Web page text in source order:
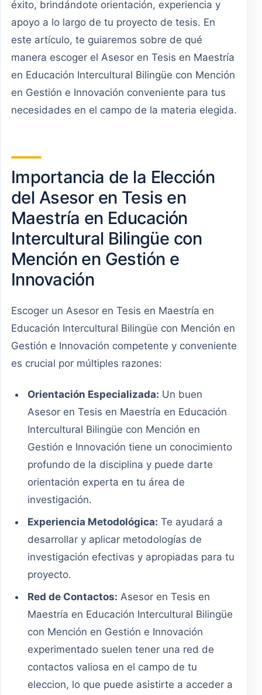
éxito, brindándote orientación, experiencia y
apoyo a lo largo de tu proyecto de tesis. En
este artículo, te guiaremos sobre de qué
manera escoger el Asesor en Tesis en Maestría
en Educación Intercultural Bilingüe con Mención
en Gestión e Innovación conveniente para tus
necesidades en el campo de la materia elegida.
Importancia de la Elección
del Asesor en Tesis en
Maestría en Educación
Intercultural Bilingüe con
Mención en Gestión e
Innovación
Escoger un Asesor en Tesis en Maestría en
Educación Intercultural Bilingüe con Mención en
Gestión e Innovación competente y conveniente
es crucial por múltiples razones:
Orientación Especializada: Un buen
Asesor en Tesis en Maestría en Educación
Intercultural Bilingüe con Mención en
Gestión e Innovación tiene un conocimiento
profundo de la disciplina y puede darte
orientación experta en tu área de
investigación.
Experiencia Metodológica: Te ayudará a
desarrollar y aplicar metodologías de
investigación efectivas y apropiadas para tu
proyecto.
Red de Contactos: Asesor en Tesis en
Maestría en Educación Intercultural Bilingüe
con Mención en Gestión e Innovación
experimentado suelen tener una red de
contactos valiosa en el campo de tu
eleccion, lo que puede asistirte a acceder a